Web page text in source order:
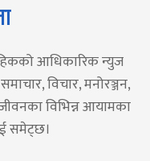
आधिकारिक न्युज
विचार, मनोरञ्जन,
विभिन्न आयामका
समेट्छ।